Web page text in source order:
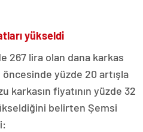
yükseldi
267 lira olan dana karkas
öncesinde yüzde 20 artışla
karkasın fiyatının yüzde 32
belirten Şemsi